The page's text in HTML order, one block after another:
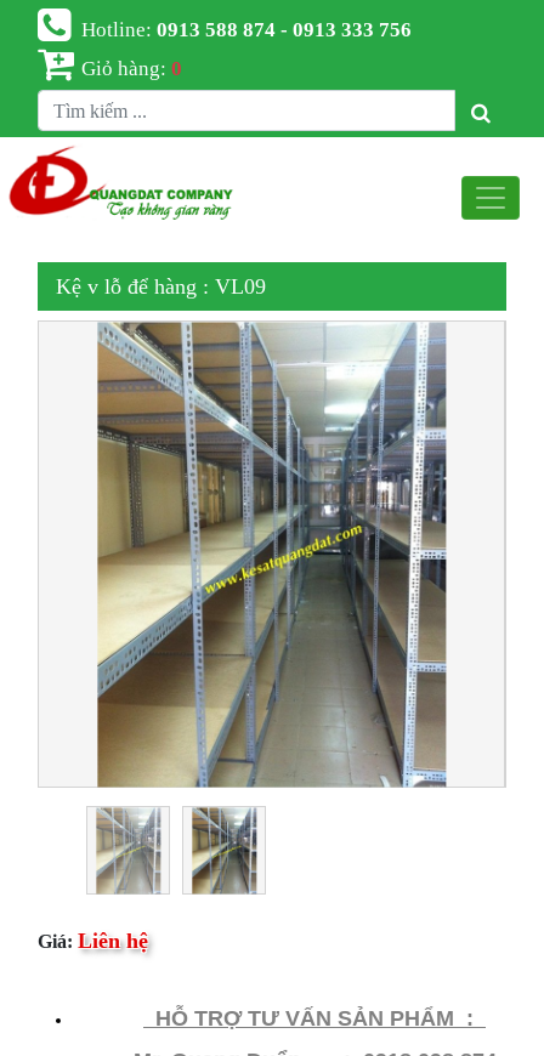
Hotline:0913 588 874 - 0913 333 756
Giỏ hàng:0
Kệ v lỗ để hàng : VL09
Giá: Liên hệ
HỖ​ TRỢ TƯ VẤN SẢN PHẨM :